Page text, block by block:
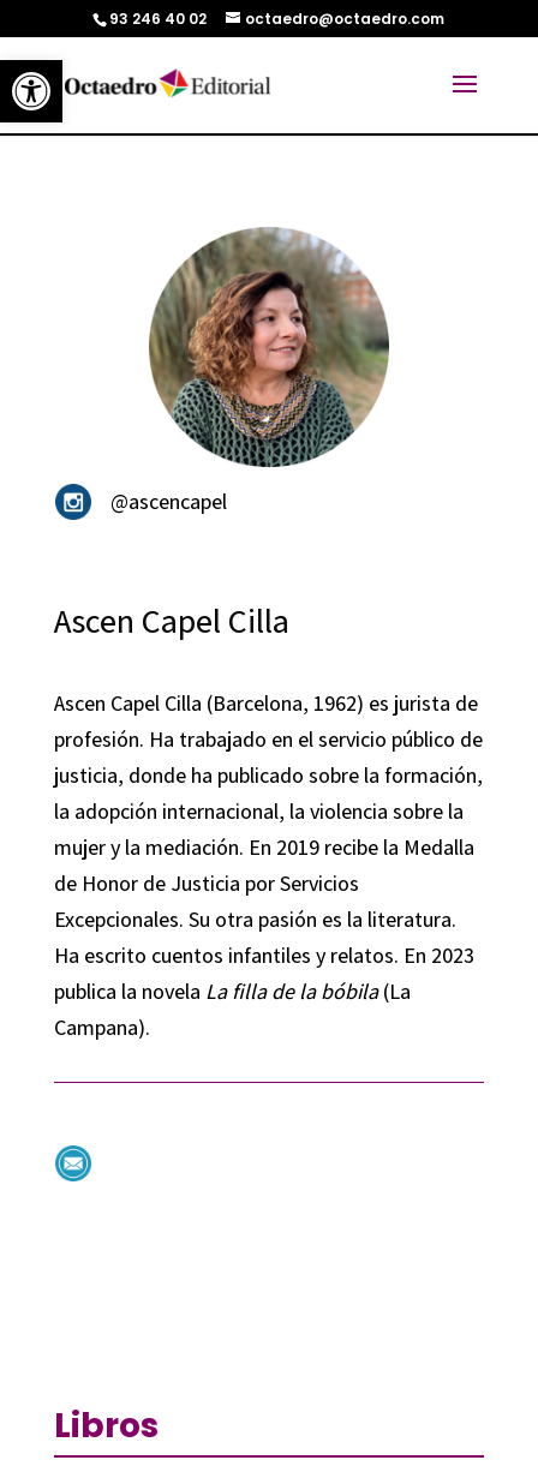
Abrir barra de herramientas
93 246 40 02 octaedro@octaedro.com
@ascencapel
Ascen Capel Cilla
Ascen Capel Cilla (Barcelona, 1962) es jurista de
profesión. Ha trabajado en el servicio público de
justicia, donde ha publicado sobre la formación,
la adopción internacional, la violencia sobre la
mujer y la mediación. En 2019 recibe la Medalla
de Honor de Justicia por Servicios
Excepcionales. Su otra pasión es la literatura.
Ha escrito cuentos infantiles y relatos. En 2023
publica la novela La filla de la bóbila(La
Campana).
Libros